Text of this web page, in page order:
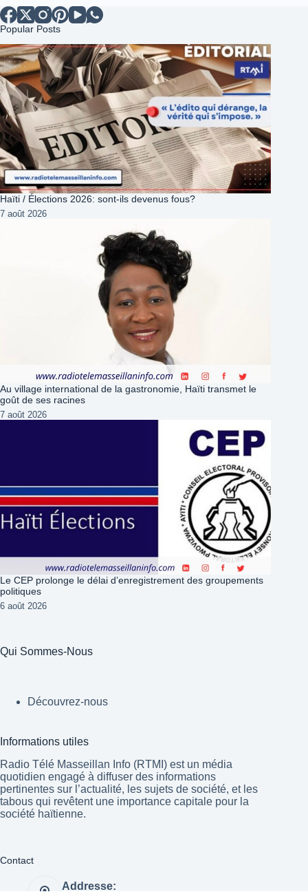
Popular Posts
Haïti / Élections 2026: sont-ils devenus fous?
7 août 2026
Au village international de la gastronomie, Haïti transmet le
goût de ses racines
7 août 2026
Le CEP prolonge le délai d’enregistrement des groupements
politiques
6 août 2026
Qui Sommes-Nous
Découvrez-nous
Informations utiles
Radio Télé Masseillan Info (RTMI) est un média
quotidien engagé à diffuser des informations
pertinentes sur l’actualité, les sujets de société, et les
tabous qui revêtent une importance capitale pour la
société haïtienne.
Contact
Addresse: